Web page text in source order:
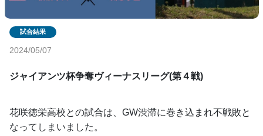
2024/05/07
ジャイアンツ杯争奪ヴィーナスリーグ(第４戦)
花咲徳栄高校との試合は、GW渋滞に巻き込まれ不戦敗と
なってしまいました。